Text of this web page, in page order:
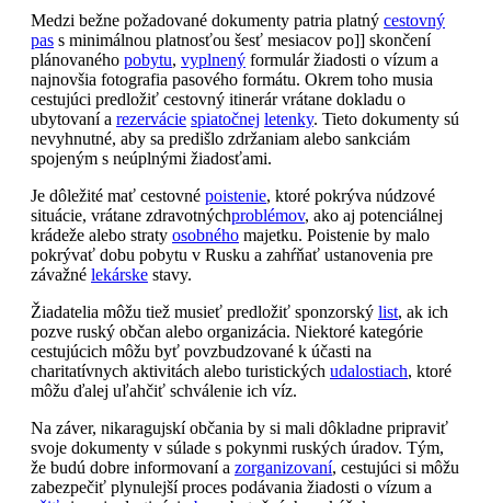
Medzi bežne požadované dokumenty patria platný cestovný
pas s minimálnou platnosťou šesť mesiacov po]] skončení
plánovaného pobytu, vyplnený formulár žiadosti o vízum a
najnovšia fotografia pasového formátu. Okrem toho musia
cestujúci predložiť cestovný itinerár vrátane dokladu o
ubytovaní a rezervácie spiatočnej letenky. Tieto dokumenty sú
nevyhnutné, aby sa predišlo zdržaniam alebo sankciám
spojeným s neúplnými žiadosťami.
Je dôležité mať cestovné poistenie, ktoré pokrýva núdzové
situácie, vrátane zdravotnýchproblémov, ako aj potenciálnej
krádeže alebo straty osobného majetku. Poistenie by malo
pokrývať dobu pobytu v Rusku a zahŕňať ustanovenia pre
závažné lekárske stavy.
Žiadatelia môžu tiež musieť predložiť sponzorský list, ak ich
pozve ruský občan alebo organizácia. Niektoré kategórie
cestujúcich môžu byť povzbudzované k účasti na
charitatívnych aktivitách alebo turistických udalostiach, ktoré
môžu ďalej uľahčiť schválenie ich víz.
Na záver, nikaragujskí občania by si mali dôkladne pripraviť
svoje dokumenty v súlade s pokynmi ruských úradov. Tým,
že budú dobre informovaní a zorganizovaní, cestujúci si môžu
zabezpečiť plynulejší proces podávania žiadosti o vízum a